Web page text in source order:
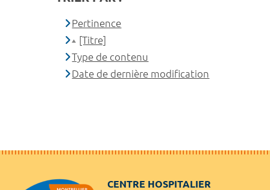
Pertinence
[Titre]
Type de contenu
Date de dernière modification
CENTRE HOSPITALIER